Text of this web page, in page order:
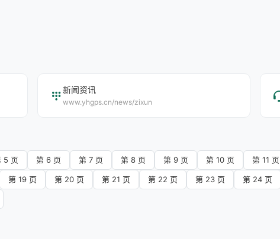
新闻资讯
www.yhgps.cn/news/zixun
5 页 第 6 页 第 7 页 第 8 页 第 9 页 第 10 页 第 11 页
第 19 页 第 20 页 第 21 页 第 22 页 第 23 页 第 24 页